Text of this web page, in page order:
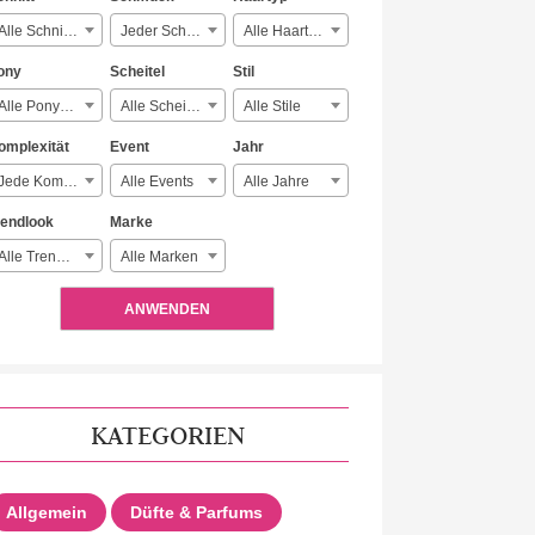
Alle Schnitte Jeder Schmuck Alle Haartypen
Alle Ponyarten
Scheitel
Alle Scheitelarten
Stil
Alle Stile
Jede Komplexität
Event
Alle Events
Jahr
Alle Jahre
Alle Trendlooks
Marke
Alle Marken
ANWENDEN
KATEGORIEN
Allgemein Düfte & Parfums